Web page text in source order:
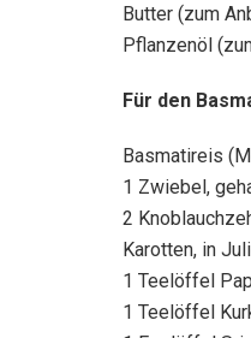
Butter (zum
Pflanzenöl
Für den
Basmatireis
1 Zwiebel,
2
Karotten, in
1 Teelöffel
1 Teelöffel